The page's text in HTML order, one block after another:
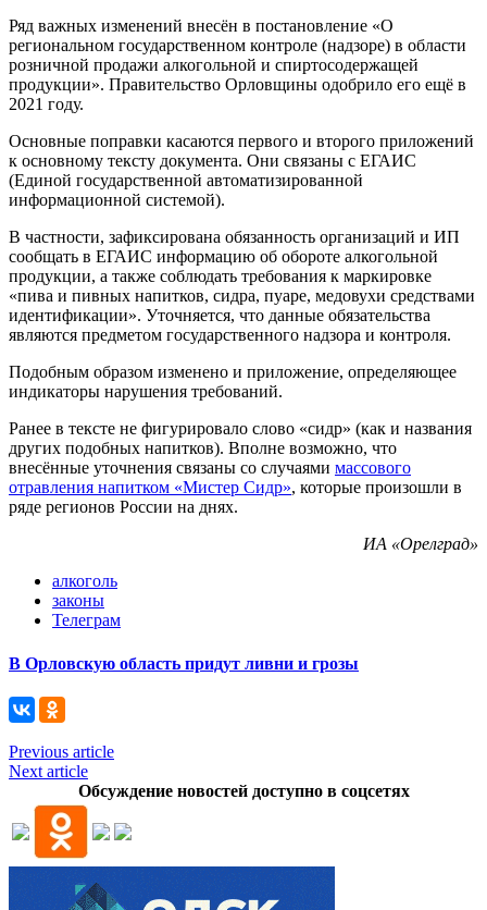
Ряд важных изменений внесён в постановление «О
региональном государственном контроле (надзоре) в области
розничной продажи алкогольной и спиртосодержащей
продукции». Правительство Орловщины одобрило его ещё в
2021 году.
Основные поправки касаются первого и второго приложений
к основному тексту документа. Они связаны с ЕГАИС
(Единой государственной автоматизированной
информационной системой).
В частности, зафиксирована обязанность организаций и ИП
сообщать в ЕГАИС информацию об обороте алкогольной
продукции, а также соблюдать требования к маркировке
«пива и пивных напитков, сидра, пуаре, медовухи средствами
идентификации». Уточняется, что данные обязательства
являются предметом государственного надзора и контроля.
Подобным образом изменено и приложение, определяющее
индикаторы нарушения требований.
Ранее в тексте не фигурировало слово «сидр» (как и названия
других подобных напитков). Вполне возможно, что
внесённые уточнения связаны со случаями массового
отравления напитком «Мистер Сидр», которые произошли в
ряде регионов России на днях.
ИА «Орелград»
алкоголь
законы
Телеграм
В Орловскую область придут ливни и грозы
Previous article
Next article
Обсуждение новостей доступно в соцсетях